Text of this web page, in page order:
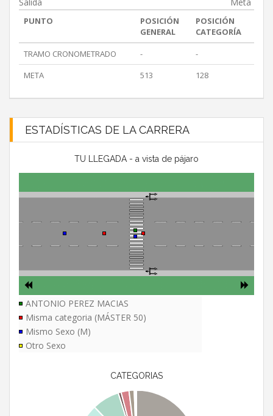
Salida Meta
PUNTO
POSICIÓN
GENERAL
POSICIÓN
CATEGORÍA
TRAMO CRONOMETRADO
-
-
META
513 128
ESTADÍSTICAS DE LA CARRERA
TU LLEGADA - a vista de pájaro
ANTONIO PEREZ MACIAS
Misma categoria (MÁSTER 50)
Mismo Sexo (M)
Otro Sexo
CATEGORIAS